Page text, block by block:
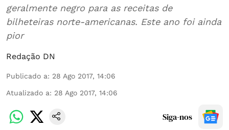
geralmente negro para as receitas de
bilheteiras norte-americanas. Este ano foi ainda
pior
Redação DN
Publicado a: 28 Ago 2017, 14:06
Atualizado a: 28 Ago 2017, 14:06
Siga-nos